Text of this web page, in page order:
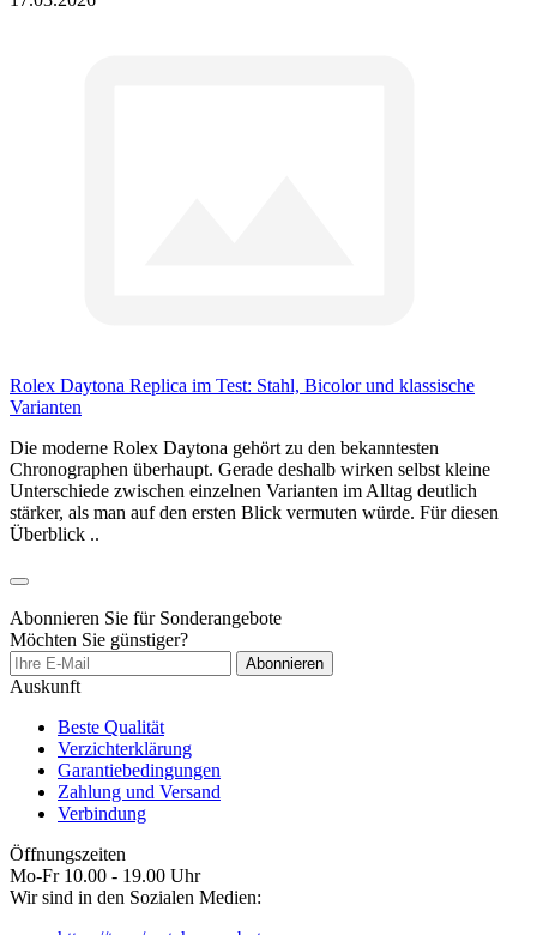
Rolex Daytona Replica im Test: Stahl, Bicolor und klassische
Varianten
Die moderne Rolex Daytona gehört zu den bekanntesten
Chronographen überhaupt. Gerade deshalb wirken selbst kleine
Unterschiede zwischen einzelnen Varianten im Alltag deutlich
stärker, als man auf den ersten Blick vermuten würde. Für diesen
Überblick ..
Abonnieren Sie für Sonderangebote
Möchten Sie günstiger?
Abonnieren
Auskunft
Beste Qualität
Verzichterklärung
Garantiebedingungen
Zahlung und Versand
Verbindung
Öffnungszeiten
Mo-Fr 10.00 - 19.00 Uhr
Wir sind in den Sozialen Medien: